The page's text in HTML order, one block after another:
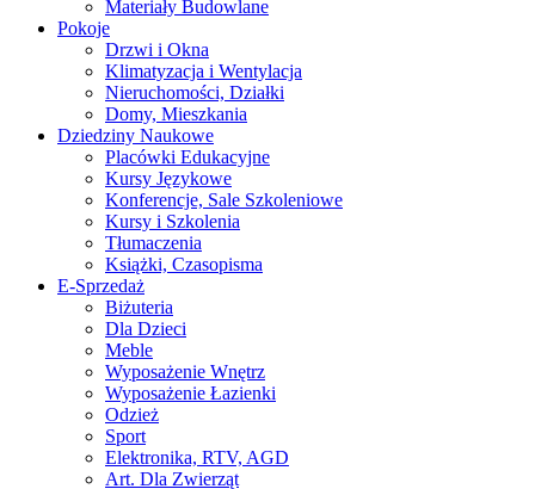
Materiały Budowlane
Pokoje
Drzwi i Okna
Klimatyzacja i Wentylacja
Nieruchomości, Działki
Domy, Mieszkania
Dziedziny Naukowe
Placówki Edukacyjne
Kursy Językowe
Konferencje, Sale Szkoleniowe
Kursy i Szkolenia
Tłumaczenia
Książki, Czasopisma
E-Sprzedaż
Biżuteria
Dla Dzieci
Meble
Wyposażenie Wnętrz
Wyposażenie Łazienki
Odzież
Sport
Elektronika, RTV, AGD
Art. Dla Zwierząt